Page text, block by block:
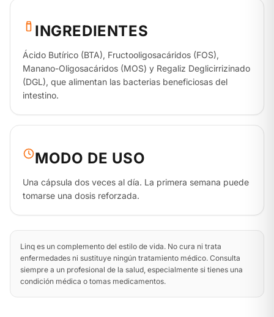
INGREDIENTES
Ácido Butírico (BTA), Fructooligosacáridos (FOS),
Manano-Oligosacáridos (MOS) y Regaliz Deglicirrizinado
(DGL), que alimentan las bacterias beneficiosas del
intestino.
MODO DE USO
Una cápsula dos veces al día. La primera semana puede
tomarse una dosis reforzada.
Linq es un complemento del estilo de vida. No cura ni trata
enfermedades ni sustituye ningún tratamiento médico. Consulta
siempre a un profesional de la salud, especialmente si tienes una
condición médica o tomas medicamentos.